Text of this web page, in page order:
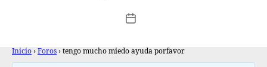
Inicio › Foros › tengo mucho miedo ayuda porfavor